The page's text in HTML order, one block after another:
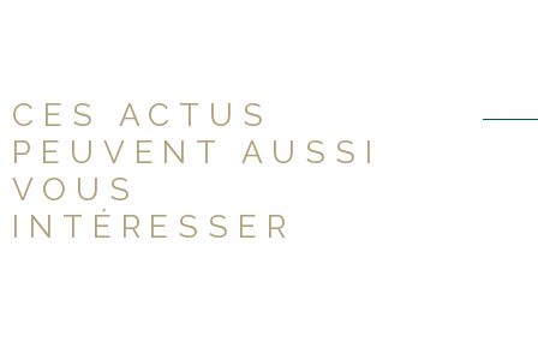
CES ACTUS
PEUVENT AUSSI
VOUS
INTÉRESSER